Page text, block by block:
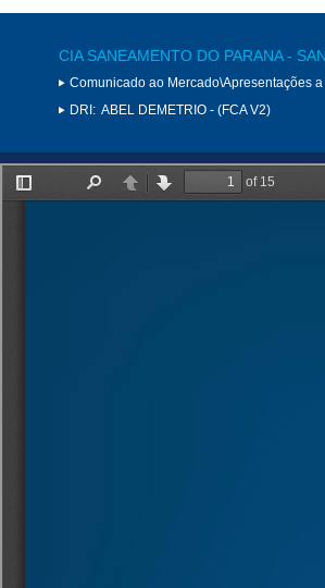
CIA SANEAMENTO DO PARANA -
Comunicado ao Mercado\Apresentações
DRI: ABEL DEMETRIO - (FCA V2)